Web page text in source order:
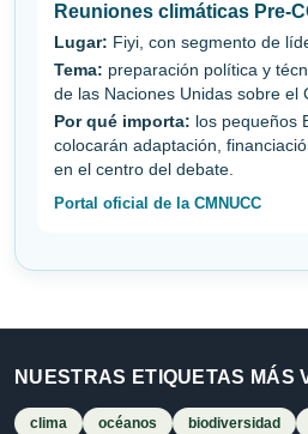
Reuniones climáticas Pre-
Lugar: Fiyi, con segmento de
Tema: preparación política y
de las Naciones Unidas sobre el
Por qué importa: los pequeños
colocarán adaptación,
en el centro del debate.
Portal oficial de la CMNUCC
NUESTRAS ETIQUETAS MÁS
clima océanos biodiversidad